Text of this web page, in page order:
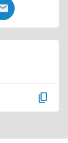
content_copy